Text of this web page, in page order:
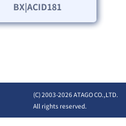
BX|ACID181
(C) 2003-2026 ATAGO CO.,LTD.
All rights reserved.